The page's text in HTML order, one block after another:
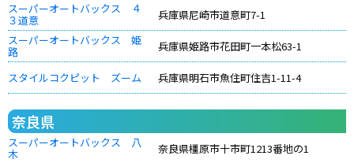
スーパーオートバックス ４
３道意
兵庫県尼崎市道意町7-1
スーパーオートバックス 姫
路 兵庫県姫路市花田町一本松63-1
スタイルコクピット ズーム 兵庫県明石市魚住町住吉1-11-4
奈良県
スーパーオートバックス 八
木 奈良県橿原市十市町1213番地の1